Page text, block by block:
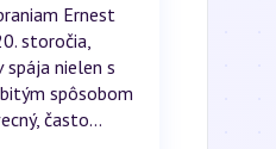
Ernest
storočia,
nielen s
spôsobom
často...